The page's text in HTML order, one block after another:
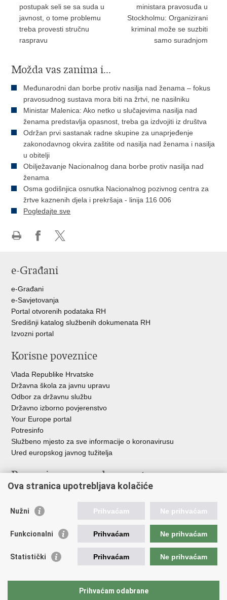
postupak seli se sa suda u
javnost, o tome problemu
treba provesti stručnu
raspravu
ministara pravosuđa u
Stockholmu: Organizirani
kriminal može se suzbiti
samo suradnjom
Možda vas zanima i...
Međunarodni dan borbe protiv nasilja nad ženama – fokus
pravosudnog sustava mora biti na žrtvi, ne nasilniku
Ministar Malenica: Ako netko u slučajevima nasilja nad
ženama predstavlja opasnost, treba ga izdvojiti iz društva
Održan prvi sastanak radne skupine za unaprjeđenje
zakonodavnog okvira zaštite od nasilja nad ženama i nasilja
u obitelji
Obilježavanje Nacionalnog dana borbe protiv nasilja nad
ženama
Osma godišnjica osnutka Nacionalnog pozivnog centra za
žrtve kaznenih djela i prekršaja - linija 116 006
Pogledajte sve
FacebookuTwitteru
e-Građani
e-Građani
e-Savjetovanja
Portal otvorenih podataka RH
Središnji katalog službenih dokumenata RH
Izvozni portal
Korisne poveznice
Vlada Republike Hrvatske
Državna škola za javnu upravu
Odbor za državnu službu
Državno izborno povjerenstvo
Your Europe portal
Potresinfo
Službeno mjesto za sve informacije o koronavirusu
Ured europskog javnog tužitelja
Poveznice pravosudnog sustava
Državno odvjetništvo
Ured za suzbijanje korupcije i organiziranog kriminaliteta
Državnoodvjetničko vijeće
Hrvatska odvjetnička komora
Europski pravosudni portal
Ova stranica upotrebljava kolačiće
Nužni Prihvaćam Ne prihvaćam
Funkcionalni Prihvaćam Ne prihvaćam
Statistički Prihvaćam Ne prihvaćam
Prihvaćam odabrane